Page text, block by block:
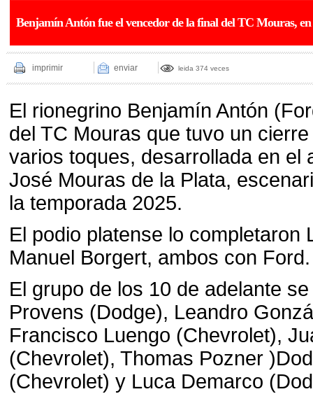
Benjamín Antón fue el vencedor de la final del TC Mouras,
imprimir enviar leida 374 veces
El rionegrino Benjamín Antón
del TC Mouras que tuvo un
varios toques, desarrollada en el
José Mouras de la Plata,
la temporada 2025.
El podio platense lo completaron
Manuel Borgert, ambos con Ford.
El grupo de los 10 de adelante
Provens (Dodge), Leandro
Francisco Luengo (Chevrolet),
(Chevrolet), Thomas Pozner
(Chevrolet) y Luca Demarco